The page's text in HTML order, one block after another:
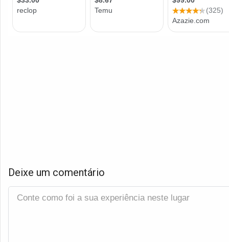
Deixe um comentário